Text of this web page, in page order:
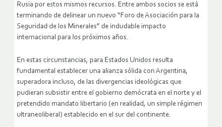
Rusia por estos mismos recursos. Entre ambos socios se está
terminando de delinear un nuevo “Foro de Asociación para la
Seguridad de los Minerales” de indudable impacto
internacional para los próximos años.
En estas circunstancias, para Estados Unidos resulta
fundamental establecer una alianza sólida con Argentina,
superadora incluso, de las divergencias ideológicas que
pudieran subsistir entre el gobierno demócrata en el norte y el
pretendido mandato libertario (en realidad, un simple régimen
ultraneoliberal) establecido en el sur del continente.